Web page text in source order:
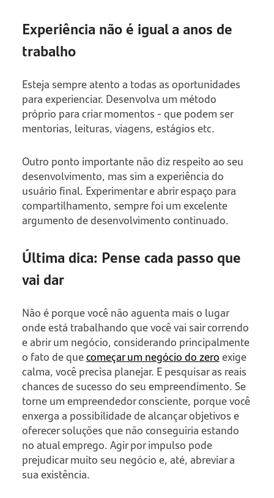
Experiência não é igual a anos de
trabalho
Esteja sempre atento a todas as oportunidades
para experienciar. Desenvolva um método
próprio para criar momentos - que podem ser
mentorias, leituras, viagens, estágios etc.
Outro ponto importante não diz respeito ao seu
desenvolvimento, mas sim a experiência do
usuário final. Experimentar e abrir espaço para
compartilhamento, sempre foi um excelente
argumento de desenvolvimento continuado.
Última dica: Pense cada passo que
vai dar
Não é porque você não aguenta mais o lugar
onde está trabalhando que você vai sair correndo
e abrir um negócio, considerando principalmente
o fato de quecomeçar um negócio do zeroexige
calma, você precisa planejar. E pesquisar as reais
chances de sucesso do seu empreendimento. Se
torne um empreendedor consciente, porque você
enxerga a possibilidade de alcançar objetivos e
oferecer soluções que não conseguiria estando
no atual emprego. Agir por impulso pode
prejudicar muito seu negócio e, até, abreviar a
sua existência.